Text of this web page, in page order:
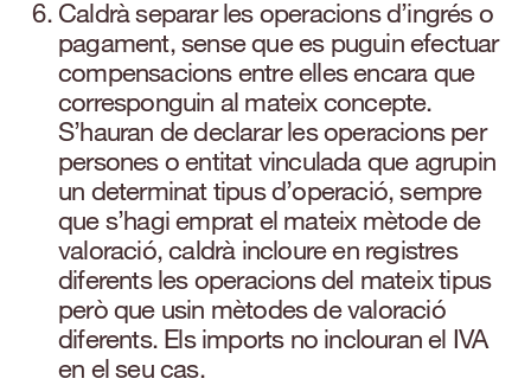
Caldrà separar les operacions d’ingrés o
pagament, sense que es puguin efectuar
compensacions entre elles encara que
corresponguin al mateix concepte.
S’hauran de declarar les operacions per
persones o entitat vinculada que agrupin
un determinat tipus d’operació, sempre
que s’hagi emprat el mateix mètode de
valoració, caldrà incloure en registres
diferents les operacions del mateix tipus
però que usin mètodes de valoració
diferents. Els imports no inclouran el IVA
en el seu cas.